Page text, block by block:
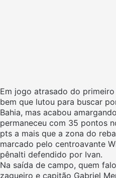
Em jogo atrasado do
bem que lutou para buscar
Bahia, mas acabou
permaneceu com 35 pontos
pts a mais que a zona do
marcado pelo centroavante
pênalti defendido por Ivan.
Na saída de campo, quem
zagueiro e capitão Gabriel